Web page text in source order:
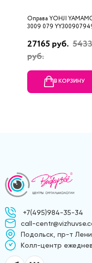
Оправа YOHJI
3009 079
27165 руб.
руб.
В КОРЗИНУ
+7(495)984-35-34
call-
Подольск, пр-т
Kолл-центр